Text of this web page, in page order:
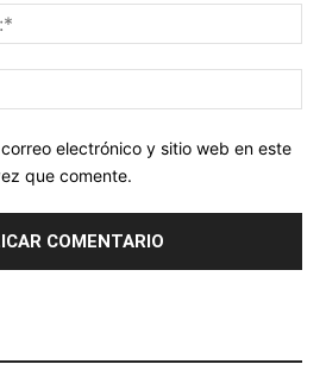
electrónico y sitio web en este
que comente.